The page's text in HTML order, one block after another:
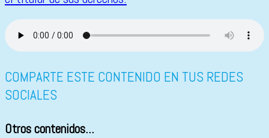
COMPARTE ESTE CONTENIDO EN TUS REDES
SOCIALES
Otros contenidos...